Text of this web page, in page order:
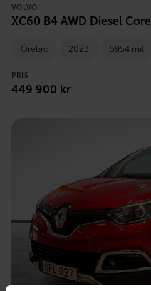
VOLVO
XC60 B4 AWD Diesel Core
Örebro 2023 5954 mil
PRIS
449 900 kr